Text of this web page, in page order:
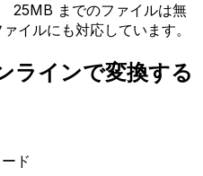
25MB までのファイルは無
イルにも対応しています。
ラインで変換する
ド